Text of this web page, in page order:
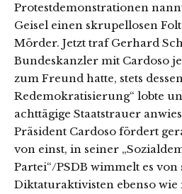
Protestdemonstrationen
Geisel einen skrupellosen
Mörder. Jetzt traf Gerhard
Bundeskanzler mit Cardoso
zum Freund hatte, stets
Redemokratisierung“ lobte
achttägige Staatstrauer
Präsident Cardoso fördert
von einst, in seiner
Partei“/PSDB wimmelt es von
Diktaturaktivisten ebenso wie